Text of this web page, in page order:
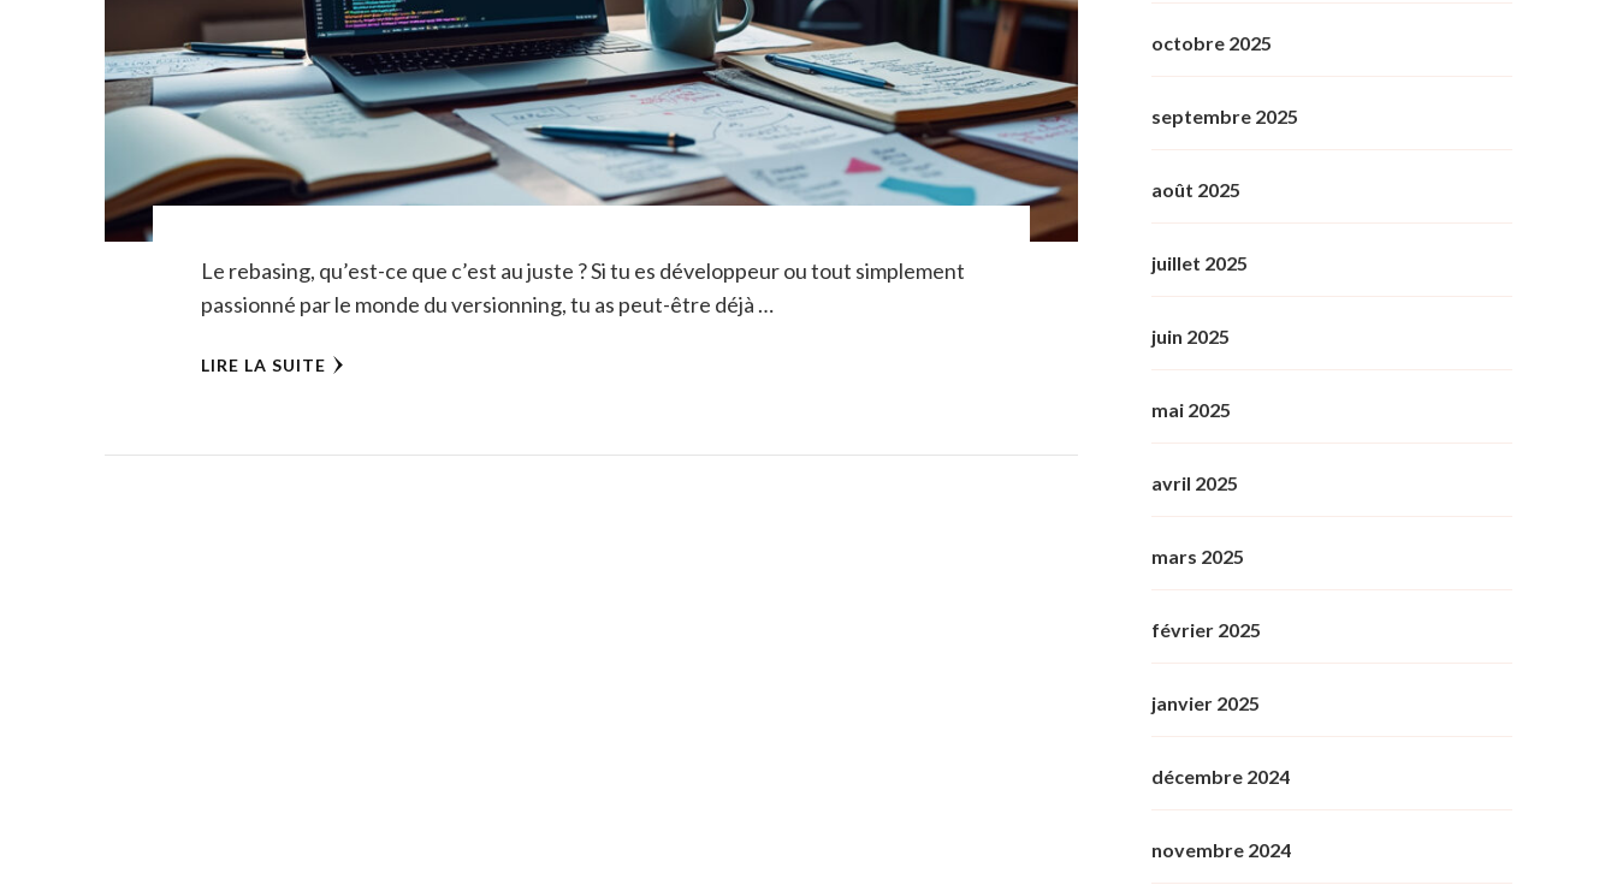
Le rebasing, qu’est-ce que c’est au juste ? Si tu es développeur ou tout simplement
passionné par le monde du versionning, tu as peut-être déjà …
LIRE LA SUITE
octobre 2025
septembre 2025
août 2025
juillet 2025
juin 2025
mai 2025
avril 2025
mars 2025
février 2025
janvier 2025
décembre 2024
novembre 2024